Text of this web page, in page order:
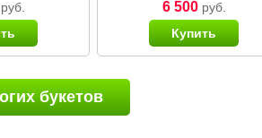
6 500руб.
Купить
букетов